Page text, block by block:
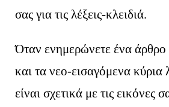
σας για τις λέξεις-κλειδιά.
Όταν ενημερώνετε ένα
και τα νεο-εισαγόμενα κύρια
είναι σχετικά με τις εικόνες